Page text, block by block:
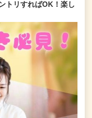
トリすればOK！楽し